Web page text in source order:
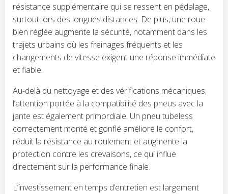
résistance supplémentaire qui se ressent en pédalage,
surtout lors des longues distances. De plus, une roue
bien réglée augmente la sécurité, notamment dans les
trajets urbains où les freinages fréquents et les
changements de vitesse exigent une réponse immédiate
et fiable.
Au-delà du nettoyage et des vérifications mécaniques,
l’attention portée à la compatibilité des pneus avec la
jante est également primordiale. Un pneu tubeless
correctement monté et gonflé améliore le confort,
réduit la résistance au roulement et augmente la
protection contre les crevaisons, ce qui influe
directement sur la performance finale.
L’investissement en temps d’entretien est largement